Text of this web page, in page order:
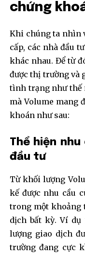
chứng
Khi chúng ta nhìn
cấp, các nhà đầu
khác nhau. Để từ
được thị trường và
tình trạng như thế
mà Volume mang
khoán như sau:
Thể hiện
đầu tư
Từ khối lượng
kế được nhu cầu
trong một khoảng
dịch bất kỳ. Ví dụ
lượng giao dịch
trường đang cực